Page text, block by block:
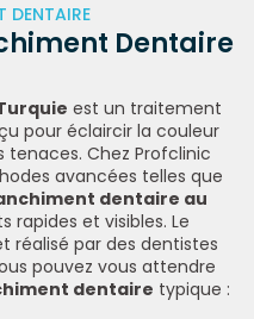
DENTAIRE
Dentaire
est un traitement
pour éclaircir la couleur
Chez Profclinic
avancées telles que
dentaire au
rapides et visibles. Le
réalisé par des dentistes
pouvez vous attendre
dentaire typique :